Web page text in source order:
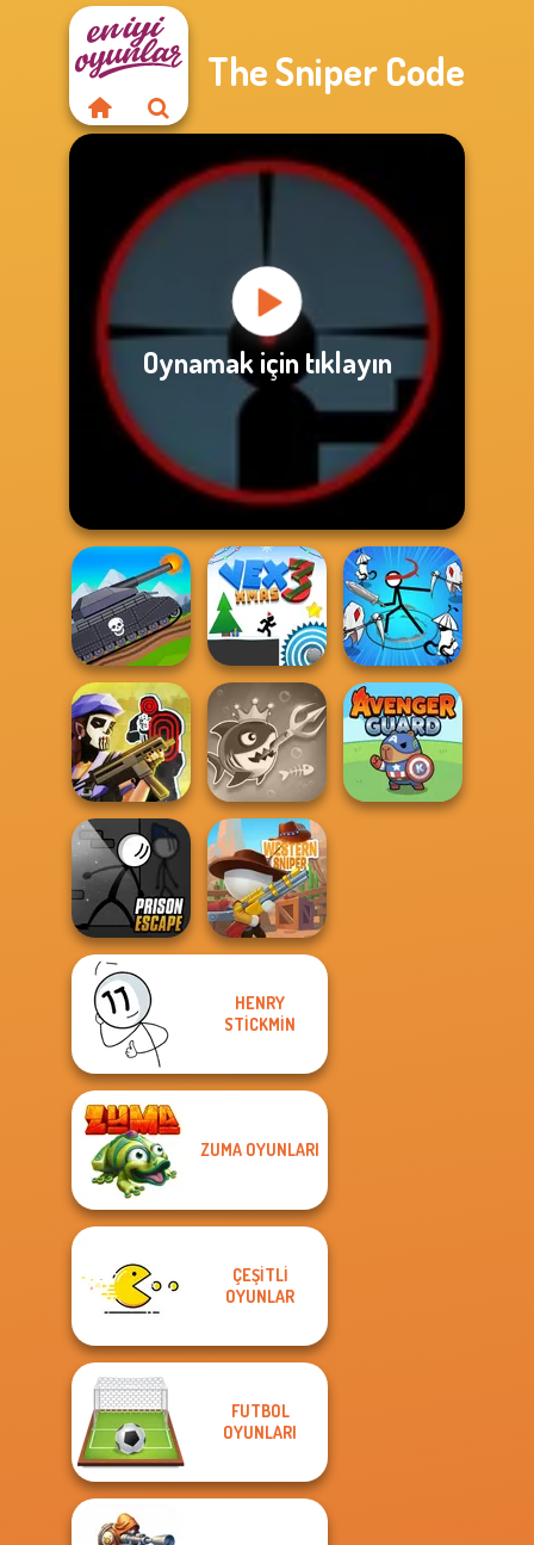
The Sniper Code
Oynamak için tıklayın
Tanks 2D: Tank
Wars
Vex 3 Xmas
Stickman Rogue
Online
Tom Clancy's
Shootout
Fish Stab Getting
Big
Prison Escape
Online
HENRY
STICKMIN
ZUMA OYUNLARI
ÇEŞITLI
OYUNLAR
FUTBOL
OYUNLARI